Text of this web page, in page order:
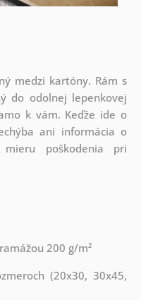
medzi kartóny. Rám s
do odolnej lepenkovej
k vám. Keďže ide o
ani informácia o
poškodenia pri
200 g/m²
(20x30, 30x45,